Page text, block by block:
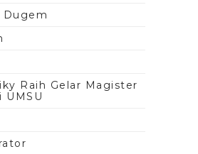
Dugem
Raih Gelar Magister
UMSU